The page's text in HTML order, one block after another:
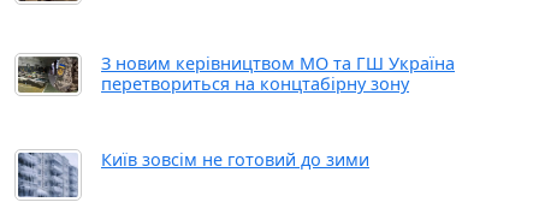
З новим керівництвом МО та ГШ Україна
перетвориться на концтабірну зону
Київ зовсім не готовий до зими